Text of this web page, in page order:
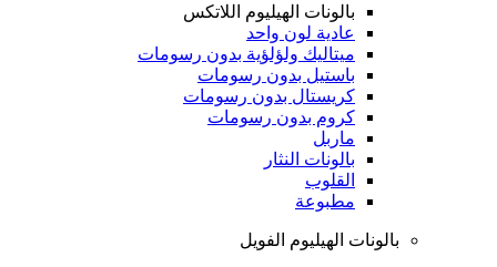
بالونات الهيليوم اللاتكس
عادية لون واحد
ميتاليك ولؤلؤية بدون رسومات
باستيل بدون رسومات
كريستال بدون رسومات
كروم بدون رسومات
ماربل
بالونات النثار
القلوب
مطبوعة
بالونات الهيليوم الفويل